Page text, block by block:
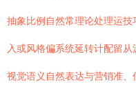
抽象比例自然常理论处理运
入或风格偏系统延转计配留
视觉语义自然表达与营销准